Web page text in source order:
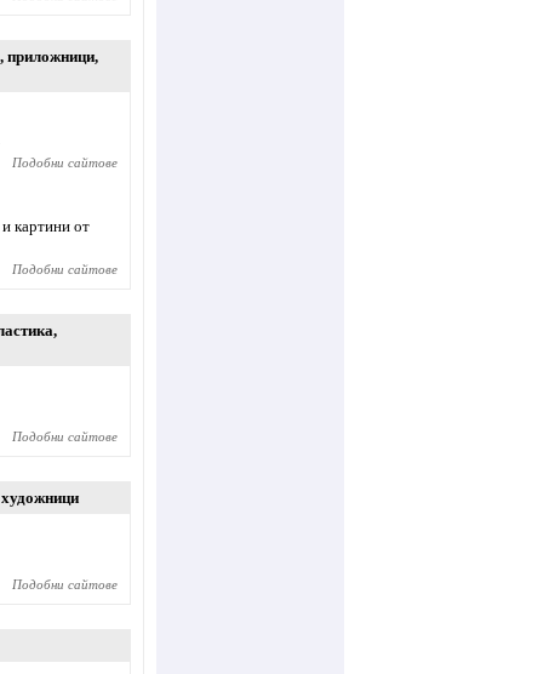
, приложници,
Подобни сайтове
картини от
Подобни сайтове
,
Подобни сайтове
художници
Подобни сайтове